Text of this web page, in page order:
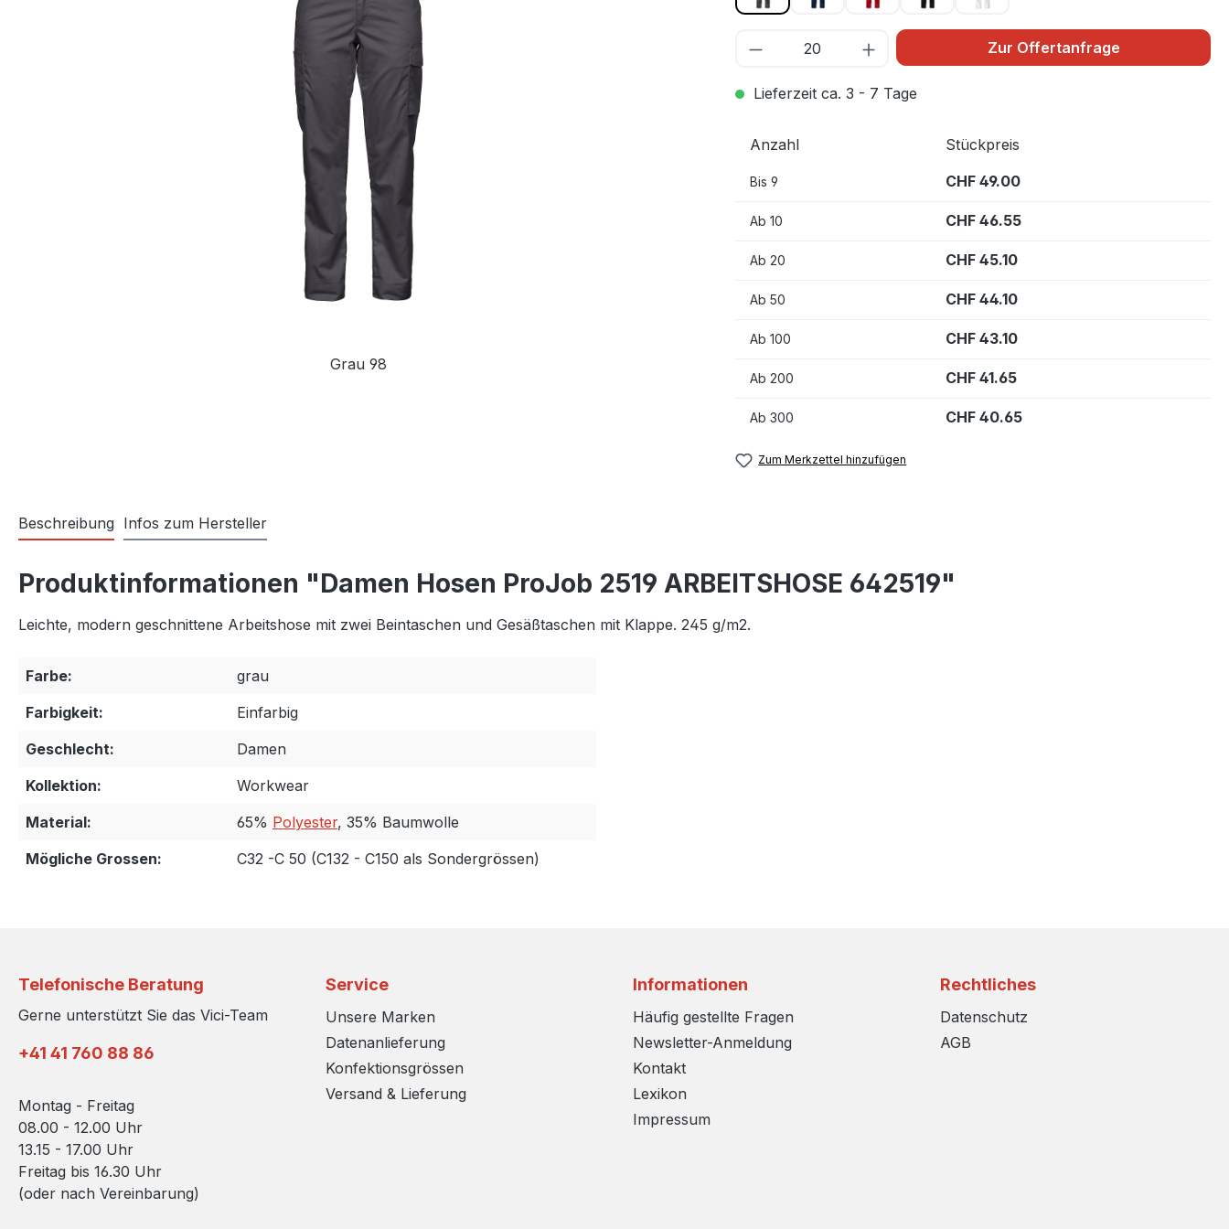
Grau 98
Zur Offertanfrage
Lieferzeit ca. 3 - 7 Tage
Anzahl Stückpreis
Bis 9 CHF 49.00
Ab 10 CHF 46.55
Ab 20 CHF 45.10
Ab 50 CHF 44.10
Ab 100 CHF 43.10
Ab 200 CHF 41.65
Ab 300 CHF 40.65
Zum Merkzettel hinzufügen
Beschreibung Infos zum Hersteller
Produktinformationen "Damen Hosen ProJob 2519 ARBEITSHOSE 642519"
Leichte, modern geschnittene Arbeitshose mit zwei Beintaschen und Gesäßtaschen mit Klappe. 245 g/m2.
Farbe:
grau
Farbigkeit:
Einfarbig
Geschlecht:
Damen
Kollektion:
Workwear
Material:
65% Polyester, 35% Baumwolle
Mögliche Grossen:
C32 -C 50 (C132 - C150 als Sondergrössen)
Telefonische Beratung
Gerne unterstützt Sie das Vici-Team
+41 41 760 88 86
Montag - Freitag
08.00 - 12.00 Uhr
13.15 - 17.00 Uhr
Freitag bis 16.30 Uhr
(oder nach Vereinbarung)
Service
Unsere Marken
Datenanlieferung
Konfektionsgrössen
Versand & Lieferung
Informationen
Häufig gestellte Fragen
Newsletter-Anmeldung
Kontakt
Lexikon
Impressum
Rechtliches
Datenschutz
AGB